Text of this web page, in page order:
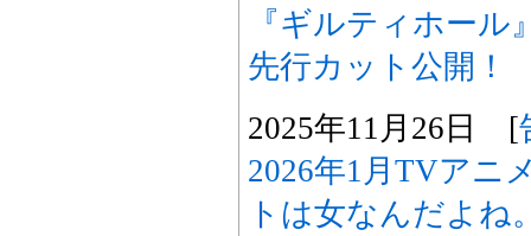
『ギルティホー
先行カット公開！
2025年11月26日 [
2026年1月TVアニ
トは女なんだよね